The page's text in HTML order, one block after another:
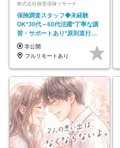
株式会社損害保険リサーチ
保険調査スタッフ◆未経験
OK*30代～60代活躍*丁寧な講
習・サポートあり*原則直行直
帰／全国募集・業務委託
非公開
フルリモートあり